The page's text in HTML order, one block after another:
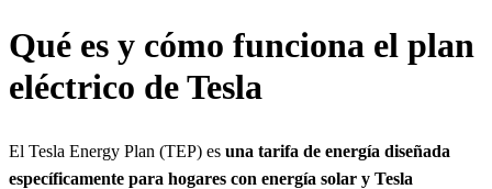
Qué es y cómo funciona el plan
eléctrico de Tesla
El Tesla Energy Plan (TEP) es una tarifa de energía diseñada
específicamente para hogares con energía solar y Tesla